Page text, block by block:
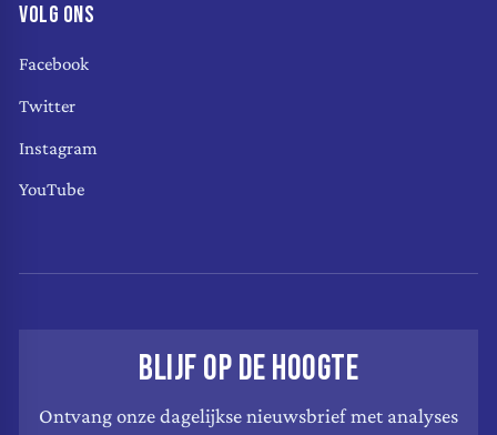
VOLG ONS
Facebook
Twitter
Instagram
YouTube
BLIJF OP DE HOOGTE
Ontvang onze dagelijkse nieuwsbrief met analyses